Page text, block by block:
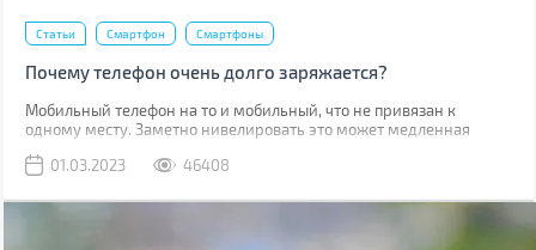
Статьи Смартфон Смартфоны
Почему телефон очень долго заряжается?
Мобильный телефон на то и мобильный, что не привязан к
одному месту. Заметно нивелировать это может медленная
розетке.
01.03.2023 46408